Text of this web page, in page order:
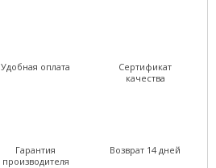
Удобная оплата
Сертификат
качества
Гарантия
производителя
Возврат 14 дней